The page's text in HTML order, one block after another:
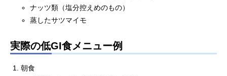
ナッツ類（塩分控えめのもの）
蒸したサツマイモ
実際の低GI食メニュー例
朝食